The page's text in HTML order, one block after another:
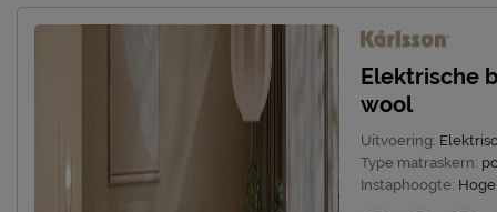
Elektrische
wool
Uitvoering:
Type matraskern:
Instaphoogte: